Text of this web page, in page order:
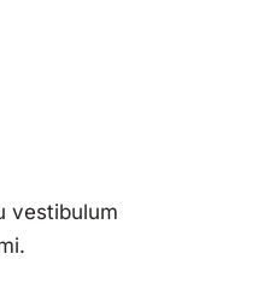
vestibulum